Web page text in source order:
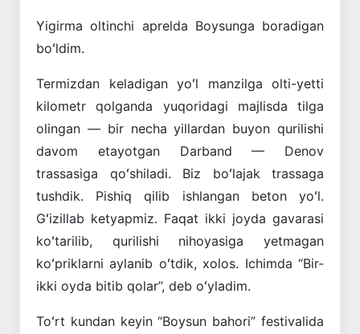
Yigirma oltinchi aprelda Boysunga boradigan
boʻldim.
Termizdan keladigan yoʻl manzilga olti-yetti
kilometr qolganda yuqoridagi majlisda tilga
olingan — bir necha yillardan buyon qurilishi
davom etayotgan Darband — Denov
trassasiga qoʻshiladi. Biz boʻlajak trassaga
tushdik. Pishiq qilib ishlangan beton yoʻl.
Gʻizillab ketyapmiz. Faqat ikki joyda gavarasi
koʻtarilib, qurilishi nihoyasiga yetmagan
koʻpriklarni aylanib oʻtdik, xolos. Ichimda “Bir-
ikki oyda bitib qolar”, deb oʻyladim.
Toʻrt kundan keyin “Boysun bahori” festivali­da